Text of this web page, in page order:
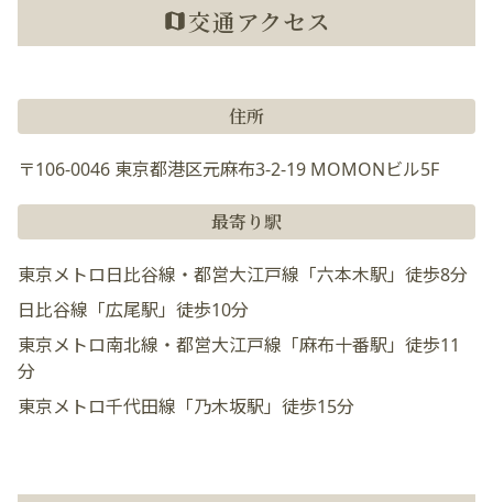
交通アクセス
住所
〒106-0046 東京都港区元麻布3-2-19 MOMONビル5F
最寄り駅
東京メトロ日比谷線・都営大江戸線「六本木駅」徒歩8分
日比谷線「広尾駅」徒歩10分
東京メトロ南北線・都営大江戸線「麻布十番駅」徒歩11
分
東京メトロ千代田線「乃木坂駅」徒歩15分